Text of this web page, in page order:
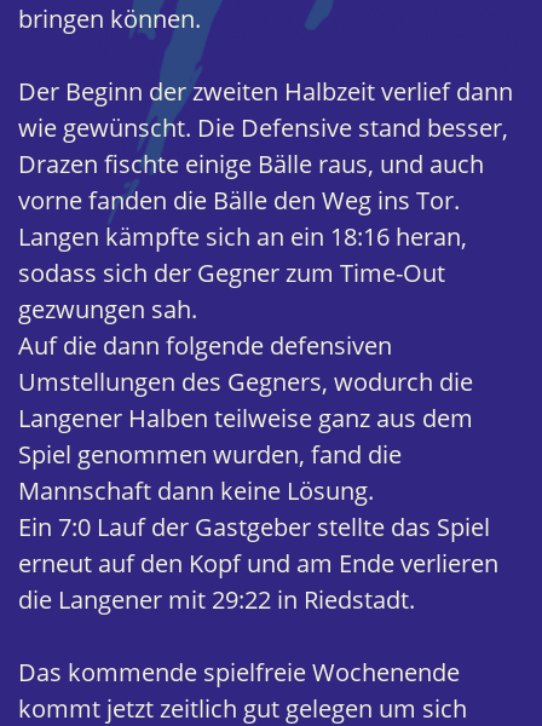
bringen können.
Der Beginn der zweiten Halbzeit verlief dann
wie gewünscht. Die Defensive stand besser,
Drazen fischte einige Bälle raus, und auch
vorne fanden die Bälle den Weg ins Tor.
Langen kämpfte sich an ein 18:16 heran,
sodass sich der Gegner zum Time-Out
gezwungen sah.
Auf die dann folgende defensiven
Umstellungen des Gegners, wodurch die
Langener Halben teilweise ganz aus dem
Spiel genommen wurden, fand die
Mannschaft dann keine Lösung.
Ein 7:0 Lauf der Gastgeber stellte das Spiel
erneut auf den Kopf und am Ende verlieren
die Langener mit 29:22 in Riedstadt.
Das kommende spielfreie Wochenende
kommt jetzt zeitlich gut gelegen um sich